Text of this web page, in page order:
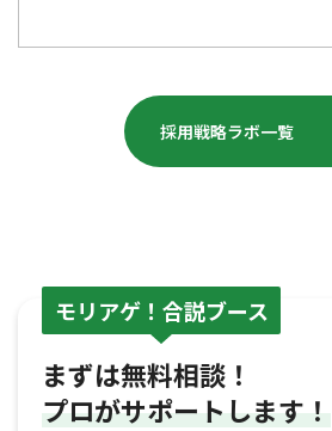
採用戦略ラボ一覧
モリアゲ！合説ブース
まずは無料相談！
プロがサポートします！